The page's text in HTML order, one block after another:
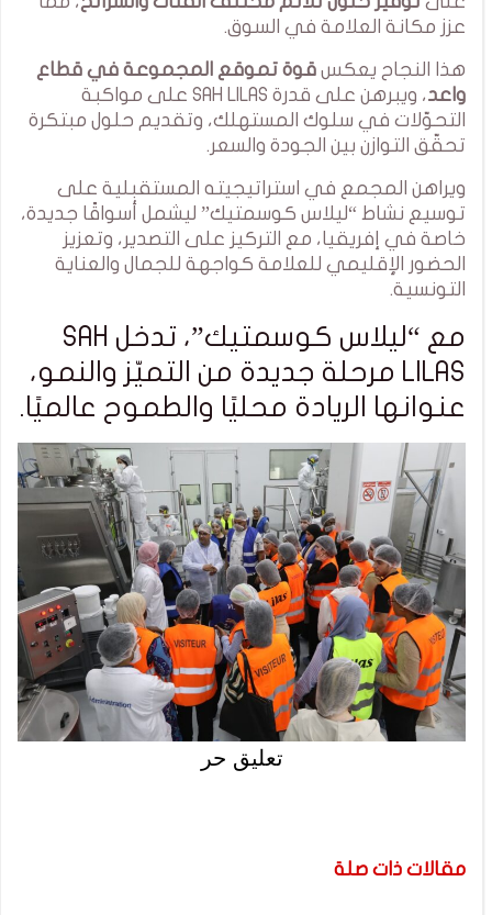
عزز مكانة العلامة في السوق.
هذا النجاح يعكس قوة تموقع المجموعة في قطاع
واعد
، ويبرهن على قدرة SAH LILAS على مواكبة
التحوّلات في سلوك المستهلك، وتقديم حلول مبتكرة
تحقّق التوازن بين الجودة والسعر.
ويراهن المجمع في استراتيجيته المستقبلية على
توسيع نشاط “ليلاس كوسمتيك” ليشمل أسواقًا جديدة،
خاصة في إفريقيا، مع التركيز على التصدير، وتعزيز
الحضور الإقليمي للعلامة كواجهة للجمال والعناية
التونسية.
مع “ليلاس كوسمتيك”، تدخل SAH
LILAS مرحلة جديدة من التميّز والنمو،
عنوانها الريادة محليًا والطموح عالميًا.
تعليق حر
مقالات ذات صلة